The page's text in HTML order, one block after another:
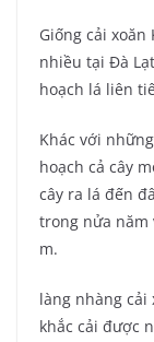
Giống cải
nhiều tại Đà
hoạch lá liên
Khác với
hoạch cả cây
cây ra lá đến
trong nửa năm
m.
làng nhàng cải
khắc cải được